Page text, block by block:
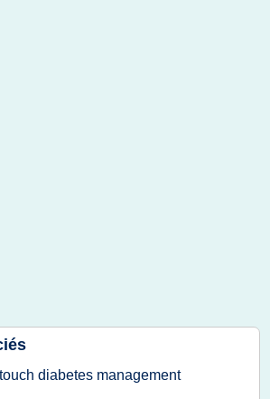
diabetes management